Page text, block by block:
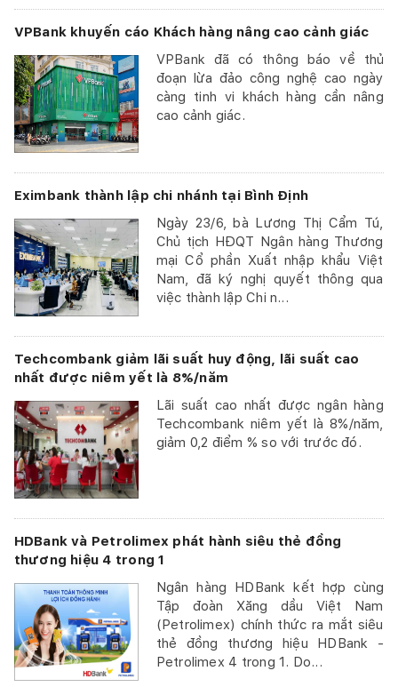
VPBank khuyến cáo Khách hàng nâng cao cảnh giác
VPBank đã có thông báo về thủ
đoạn lừa đảo công nghệ cao ngày
càng tinh vi khách hàng cần nâng
cao cảnh giác.
Eximbank thành lập chi nhánh tại Bình Định
Ngày 23/6, bà Lương Thị Cẩm Tú,
Chủ tịch HĐQT Ngân hàng Thương
mại Cổ phần Xuất nhập khẩu Việt
Nam, đã ký nghị quyết thông qua
việc thành lập Chi n...
Techcombank giảm lãi suất huy động, lãi suất cao
nhất được niêm yết là 8%/năm
Lãi suất cao nhất được ngân hàng
Techcombank niêm yết là 8%/năm,
giảm 0,2 điểm % so với trước đó.
HDBank và Petrolimex phát hành siêu thẻ đồng
thương hiệu 4 trong 1
Ngân hàng HDBank kết hợp cùng
Tập đoàn Xăng dầu Việt Nam
(Petrolimex) chính thức ra mắt siêu
thẻ đồng thương hiệu HDBank -
Petrolimex 4 trong 1. Do...